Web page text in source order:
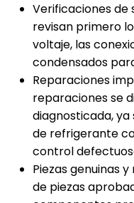
Verificaciones de
revisan primero
voltaje, las
condensados
Reparaciones
reparaciones se
diagnosticada,
de refrigerante
control
Piezas genuinas
de piezas